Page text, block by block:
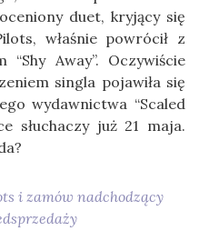
duet, kryjący się
właśnie powrócił z
“Shy Away”. Oczywiście
singla pojawiła się
wydawnictwa “Scaled
słuchaczy już 21 maja.
i zamów nadchodzący